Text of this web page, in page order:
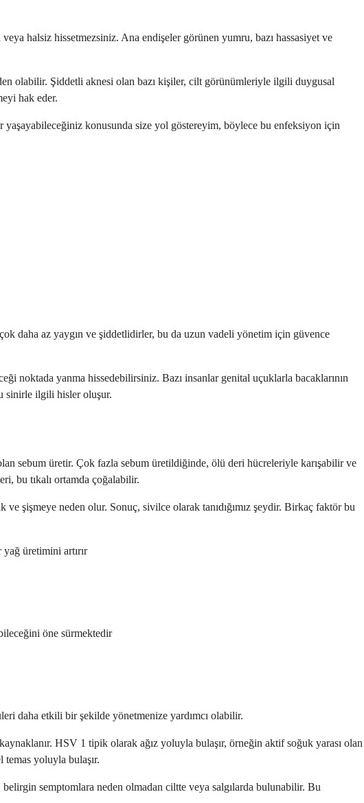
halsiz hissetmezsiniz. Ana endişeler görünen yumru, bazı hassasiyet ve
olabilir. Şiddetli aknesi olan bazı kişiler, cilt görünümleriyle ilgili duygusal
hak eder.
konusunda size yol göstereyim, böylece bu enfeksiyon için
daha az yaygın ve şiddetlidirler, bu da uzun vadeli yönetim için güvence
noktada yanma hissedebilirsiniz. Bazı insanlar genital uçuklarla bacaklarının
sinirle ilgili hisler oluşur.
sebum üretir. Çok fazla sebum üretildiğinde, ölü deri hücreleriyle karışabilir ve
bu tıkalı ortamda çoğalabilir.
şişmeye neden olur. Sonuç, sivilce olarak tanıdığımız şeydir. Birkaç faktör bu
üretimini artırır
öne sürmektedir
daha etkili bir şekilde yönetmenize yardımcı olabilir.
HSV 1 tipik olarak ağız yoluyla bulaşır, örneğin aktif soğuk yarası olan
yoluyla bulaşır.
semptomlara neden olmadan ciltte veya salgılarda bulunabilir. Bu